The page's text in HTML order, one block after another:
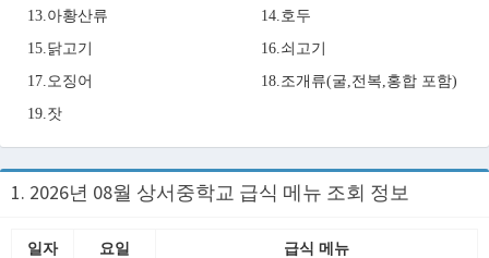
13.아황산류
14.호두
15.닭고기
16.쇠고기
17.오징어
18.조개류(굴,전복,홍합 포함)
19.잣
1. 2026년 08월 상서중학교 급식 메뉴 조회 정보
일자 요일 급식 메뉴